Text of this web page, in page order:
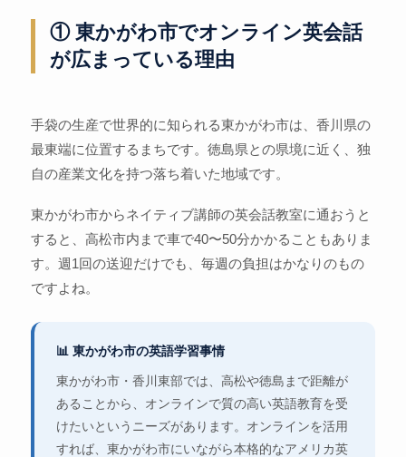
① 東かがわ市でオンライン英会話
が広まっている理由
手袋の生産で世界的に知られる東かがわ市は、香川県の
最東端に位置するまちです。徳島県との県境に近く、独
自の産業文化を持つ落ち着いた地域です。
東かがわ市からネイティブ講師の英会話教室に通おうと
すると、高松市内まで車で40〜50分かかることもありま
す。週1回の送迎だけでも、毎週の負担はかなりのもの
ですよね。
📊 東かがわ市の英語学習事情
東かがわ市・香川東部では、高松や徳島まで距離が
あることから、オンラインで質の高い英語教育を受
けたいというニーズがあります。オンラインを活用
すれば、東かがわ市にいながら本格的なアメリカ英